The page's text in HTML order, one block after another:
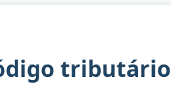
tributário